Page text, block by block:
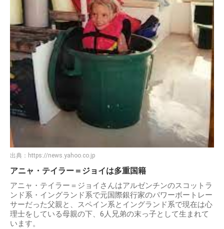
出典： https://news.yahoo.co.jp
アニャ・テイラー＝ジョイは多重国籍
アニャ・テイラー＝ジョイさんはアルゼンチンのスコットラ
ンド系・イングランド系で元国際銀行家のパワーボートレー
サーだった父親と、スペイン系とイングランド系で現在は心
理士をしている母親の下、6人兄弟の末っ子として生まれて
います。